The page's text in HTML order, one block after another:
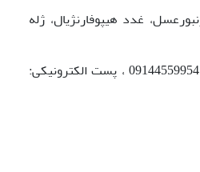
غدد هیپوفارنژیال، ژله
* نویسنده مسئول، تلفن: 09144559954 ، پست الکترونیکی: